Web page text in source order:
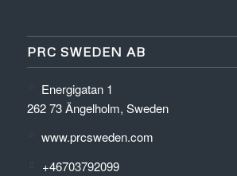
PRC SWEDEN AB
Energigatan 1
262 73 Ängelholm, Sweden
www.prcsweden.com
+46703792099